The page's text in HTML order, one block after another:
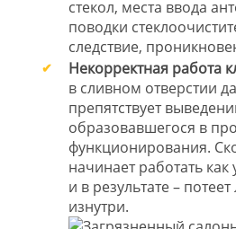
стекол, места ввода
поводки
следствие,
Некорректная работа
в сливном отверстии
препятствует
образовавшегося в
функционирования.
начинает работать
и в результате –
изнутри.